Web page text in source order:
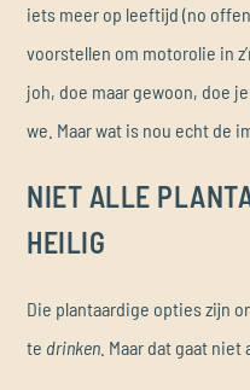
iets meer op leeftijd (no
voorstellen om motorolie in
joh, doe maar gewoon, doe
we. Maar wat is nou echt de
NIET ALLE
HEILIG
Die plantaardige opties zijn
te drinken . Maar dat gaat